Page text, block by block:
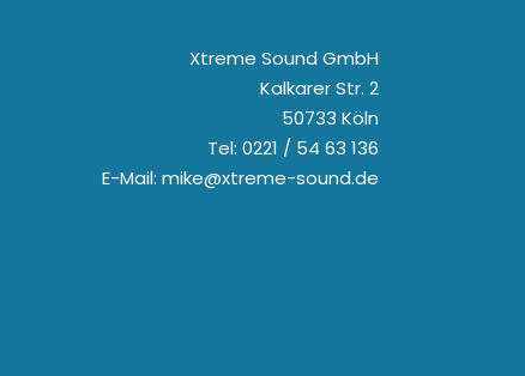
Xtreme Sound GmbH
Kalkarer Str. 2
50733 Köln
Tel: 0221 / 54 63 136
E-Mail: mike@xtreme-sound.de